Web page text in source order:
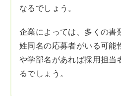
なるでしょう。
企業によっては、多くの書
姓同名の応募者がいる可能
や学部名があれば採用担当
るでしょう。